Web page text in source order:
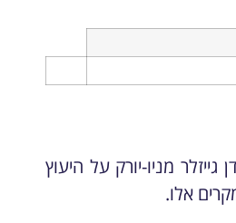
גייזלר מניו-יורק על היעוץ
אלו.